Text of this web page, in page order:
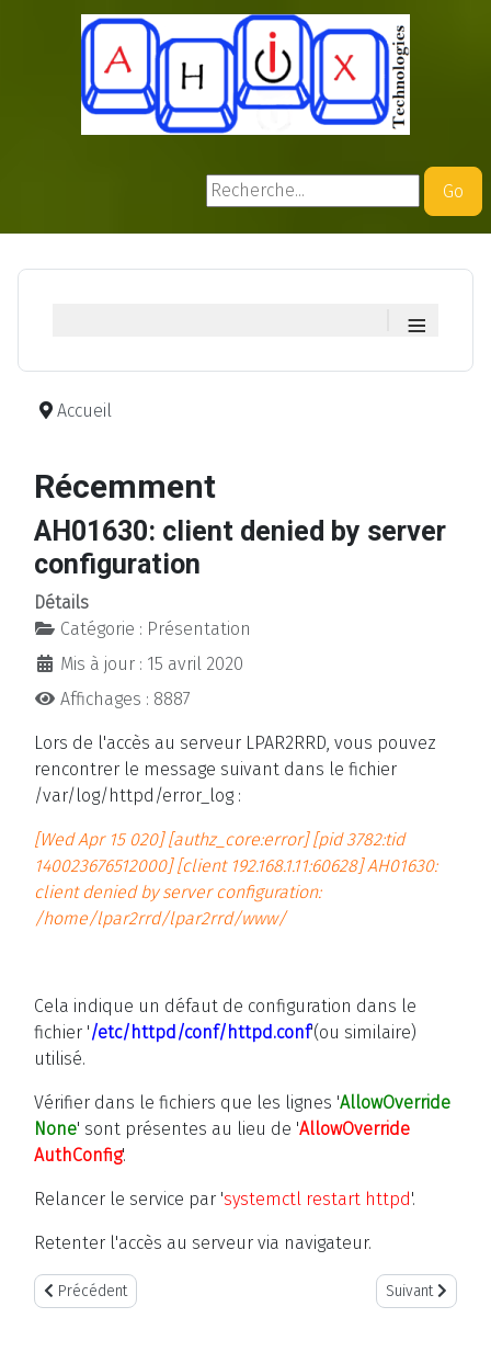
Rechercher
Go
≡
Accueil
Récemment
AH01630: client denied by server
configuration
Détails
Catégorie : Présentation
Mis à jour : 15 avril 2020
Affichages : 8887
Lors de l'accès au serveur LPAR2RRD, vous pouvez
rencontrer le message suivant dans le fichier
/var/log/httpd/error_log :
[Wed Apr 15 020] [authz_core:error] [pid 3782:tid
140023676512000] [client 192.168.1.11:60628] AH01630:
client denied by server configuration:
/home/lpar2rrd/lpar2rrd/www/
Cela indique un défaut de configuration dans le
fichier '/etc/httpd/conf/httpd.conf'(ou similaire)
utilisé.
Vérifier dans le fichiers que les lignes 'AllowOverride
None' sont présentes au lieu de 'AllowOverride
AuthConfig'.
Relancer le service par 'systemctl restart httpd'.
Retenter l'accès au serveur via navigateur.
Article précédent : Désactiver un Firewall sous Centos 8
Précédent Article suivant
Suivant